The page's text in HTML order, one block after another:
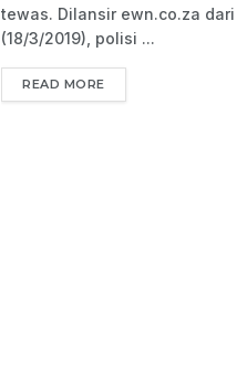
tewas. Dilansir ewn.co.za dari
(18/3/2019), polisi ...
READ MORE